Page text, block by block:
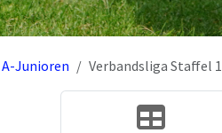
A-Junioren Verbandsliga Staffel 1